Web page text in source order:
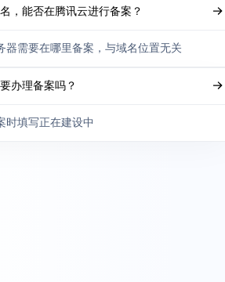
，能否在腾讯云进行备案？
器需要在哪里备案，与域名位置无关
办理备案吗？
时填写正在建设中